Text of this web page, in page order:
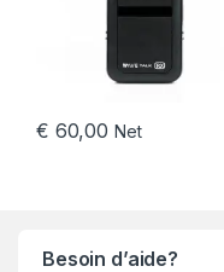
€ 60,00 Net
Besoin d’aide?